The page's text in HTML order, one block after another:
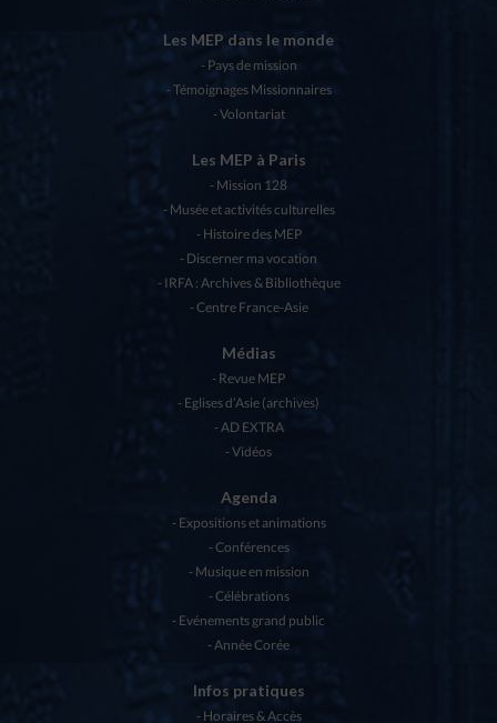
Les MEP dans le monde
Pays de mission
Témoignages Missionnaires
Volontariat
Les MEP à Paris
Mission 128
Musée et activités culturelles
Histoire des MEP
Discerner ma vocation
IRFA : Archives & Bibliothèque
Centre France-Asie
Médias
Revue MEP
Eglises d’Asie (archives)
AD EXTRA
Vidéos
Agenda
Expositions et animations
Conférences
Musique en mission
Célébrations
Evénements grand public
Année Corée
Infos pratiques
Horaires & Accès